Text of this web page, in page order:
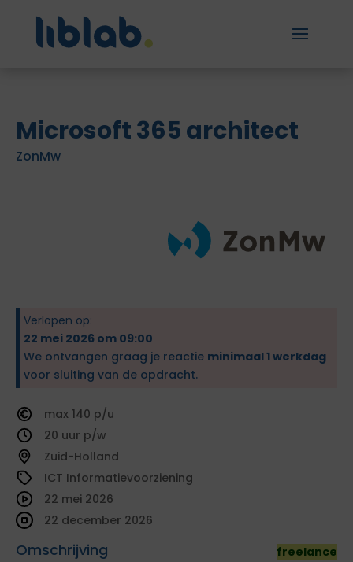
Microsoft 365 architect
ZonMw
Verlopen op:
22 mei 2026 om 09:00
We ontvangen graag je reactie minimaal 1 werkdag
voor sluiting van de opdracht.
140
20
Zuid-Holland
ICT Informatievoorziening
Omschrijving freelance
22 mei 2026
22 december 2026